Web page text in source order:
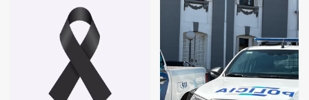
Accidente en Ruta 5: falleció un
joven de Trenque Lauquen